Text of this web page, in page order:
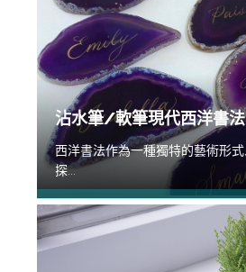
沾水筆/軟筆現代西洋書
西洋書法作為一種獨特的藝術形
探...